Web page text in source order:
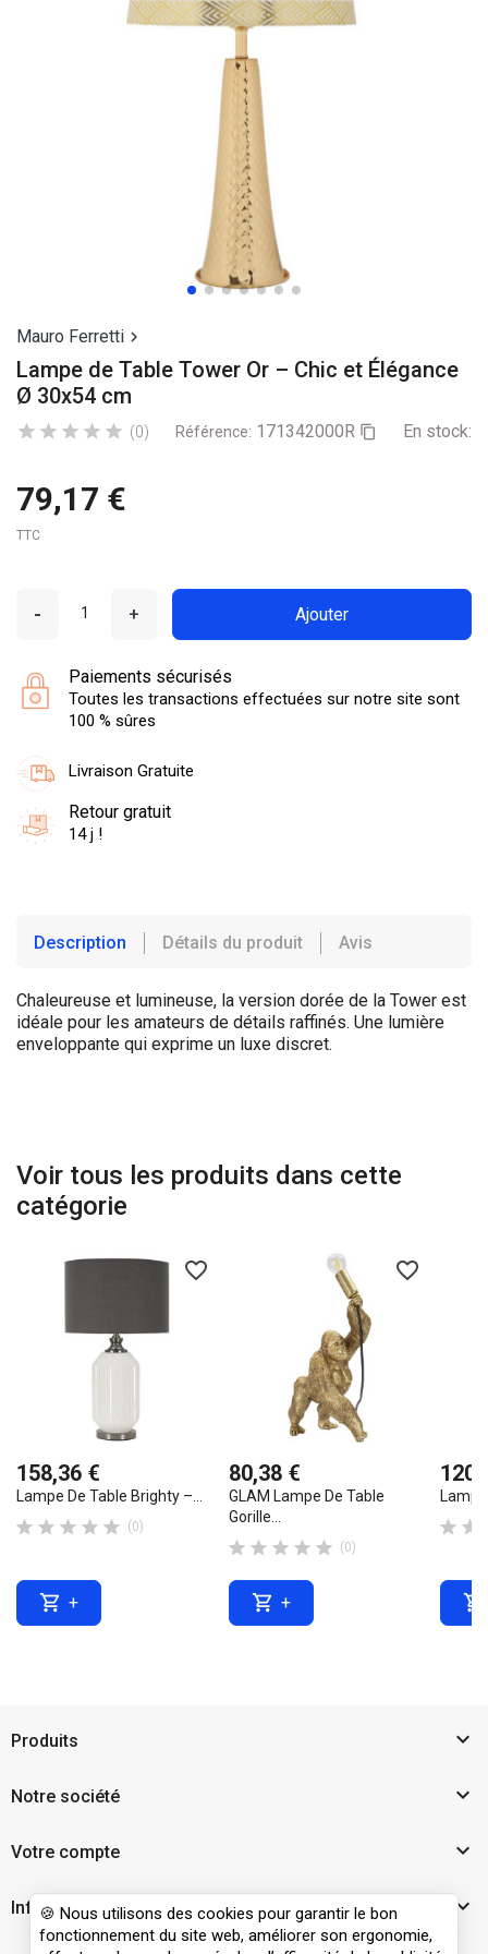
Mauro Ferretti 
Lampe de Table Tower Or – Chic et Élégance
Ø 30x54 cm
     (0) Référence: 171342000R  En stock:
79,17 €
TTC
- + Ajouter
Paiements sécurisés
Toutes les transactions effectuées sur notre site sont
100 % sûres
Livraison Gratuite
Retour gratuit
14 j !
Description Détails du produit Avis
Chaleureuse et lumineuse, la version dorée de la Tower est
idéale pour les amateurs de détails raffinés. Une lumière
enveloppante qui exprime un luxe discret.
Voir tous les produits dans cette
catégorie
favorite_border
158,36 €
Lampe De Table Brighty –...
     (0)
 +
favorite_border
80,38 €
GLAM Lampe De Table
Gorille...
     (0)
 +
 

Produits 
Notre société 
Votre compte 
Informations 
🍪 Nous utilisons des cookies pour garantir le bon
fonctionnement du site web, améliorer son ergonomie,